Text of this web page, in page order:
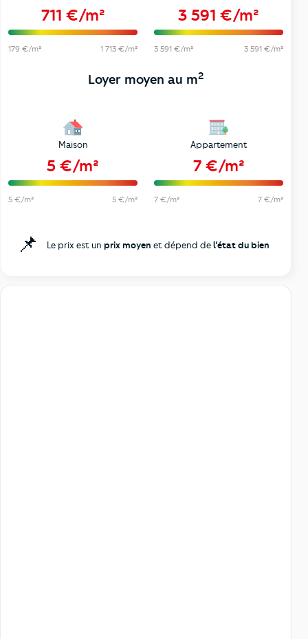
711 €/m²
179 €/m² 1 713 €/m²
3 591 €/m²
3 591 €/m² 3 591 €/m²
Loyer moyen au m2
Maison
5 €/m²
5 €/m² 5 €/m²
Appartement
7 €/m²
7 €/m² 7 €/m²
📌 Le prix est un prix moyen et dépend del’état du bien